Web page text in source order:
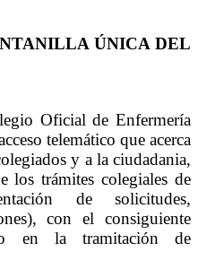
ÚNICA DEL
Oficial de Enfermería
telemático que acerca
y a la ciudadania,
los trámites colegiales de
de solicitudes,
con el consiguiente
en la tramitación de